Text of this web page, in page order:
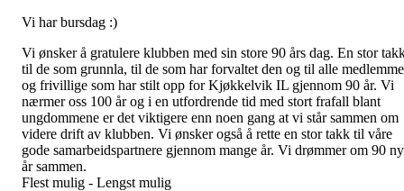
Vi har bursdag :)
Vi ønsker å gratulere klubben med sin store 90 års dag. En stor
til de som grunnla, til de som har forvaltet den og til alle
og frivillige som har stilt opp for Kjøkkelvik IL gjennom 90 år. Vi
nærmer oss 100 år og i en utfordrende tid med stort frafall blant
ungdommene er det viktigere enn noen gang at vi står sammen om
videre drift av klubben. Vi ønsker også å rette en stor takk til våre
gode samarbeidspartnere gjennom mange år. Vi drømmer om 90
år sammen.
Flest mulig - Lengst mulig